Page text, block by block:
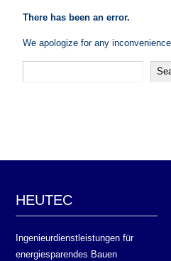
There has been an error.
We apologize for any
HEUTEC
Ingenieurdienstleistungen für
energiesparendes Bauen